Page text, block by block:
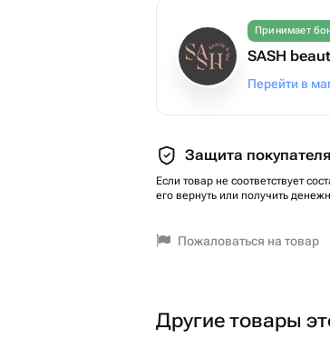
Принимает
SASH
Перейти в
Защита покупателя
Если товар не соответствует
его вернуть или получить
Пожаловаться на товар
Другие товары